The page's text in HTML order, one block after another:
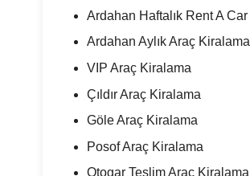
Ardahan Haftalık Rent A Car
Ardahan Aylık Araç Kiralama
VIP Araç Kiralama
Çıldır Araç Kiralama
Göle Araç Kiralama
Posof Araç Kiralama
Otogar Teslim Araç Kiralama